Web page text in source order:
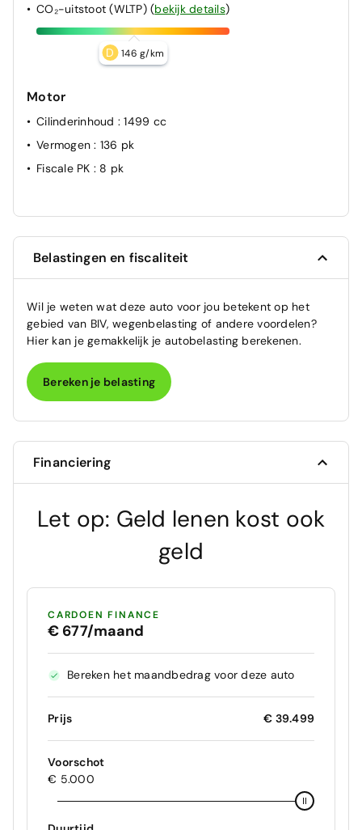
CO₂-uitstoot (WLTP) (bekijk details)
D 146 g/km
Motor
Cilinderinhoud : 1499 cc
Vermogen: 136 pk
Fiscale PK : 8 pk
Belastingen en fiscaliteit
Wil je weten wat deze auto voor jou betekent op het
gebied van BIV, wegenbelasting of andere voordelen?
Hier kan je gemakkelijk je autobelasting berekenen.
Bereken je belasting
Financiering
Let op: Geld lenen kost ook
geld
CARDOEN FINANCE
€ 677/maand
Bereken het maandbedrag voor deze auto
Prijs € 39.499
Voorschot
€ 5.000